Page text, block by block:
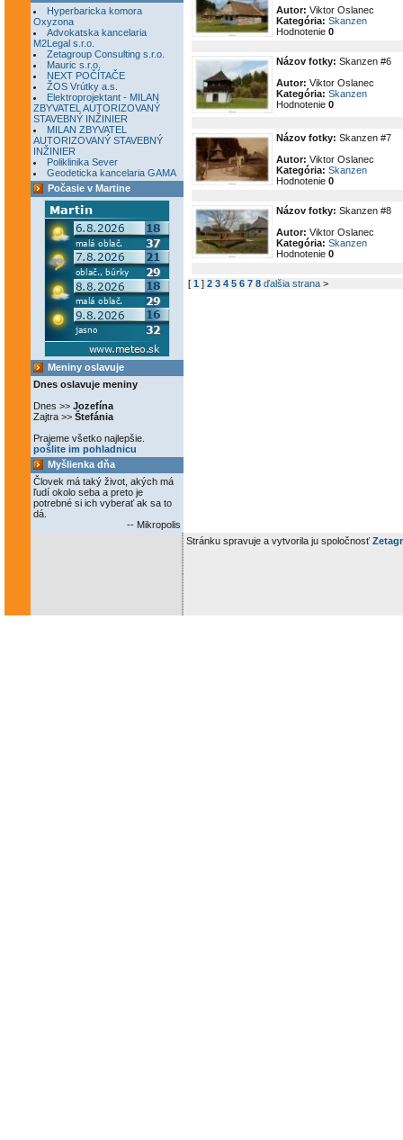
Hyperbaricka komora
Oxyzona
Advokatska kancelaria
M2Legal s.r.o.
Zetagroup Consulting s.r.o.
Mauric s.r.o.
NEXT POČÍTAČE
ŽOS Vrútky a.s.
Elektroprojektant - MILAN
ZBYVATEL AUTORIZOVANÝ
STAVEBNÝ INŽINIER
MILAN ZBYVATEL
AUTORIZOVANÝ STAVEBNÝ
INŽINIER
Poliklinika Sever
Geodeticka kancelaria GAMA
Počasie v Martine
Meniny oslavuje
Dnes oslavuje meniny
Dnes >> Jozefína
Zajtra >> Štefánia
Prajeme všetko najlepšie.
pošlite im pohladnicu
Myšlienka dňa
Človek má taký život, akých má
ľudí okolo seba a preto je
potrebné si ich vyberať ak sa to
dá.
-- Mikropolis
Autor: Viktor Oslanec
Kategória: Skanzen
Hodnotenie 0
Názov fotky: Skanzen #6
Autor: Viktor Oslanec
Kategória: Skanzen
Hodnotenie 0
Názov fotky: Skanzen #7
Autor: Viktor Oslanec
Kategória: Skanzen
Hodnotenie 0
Názov fotky: Skanzen #8
Autor: Viktor Oslanec
Kategória: Skanzen
Hodnotenie 0
[ 1 ] 2 3 4 5 6 7 8 ďalšia strana >
Stránku spravuje a vytvorila ju spoločnosť